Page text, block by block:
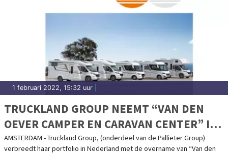
1 februari 2022, 15:32 uur
TRUCKLAND GROUP NEEMT “VAN DEN
OEVER CAMPER EN CARAVAN CENTER” IN
HERPEN OVER.
AMSTERDAM - Truckland Group, (onderdeel van de Pallieter Group)
verbreedt haar portfolio in Nederland met de overname van “Van den